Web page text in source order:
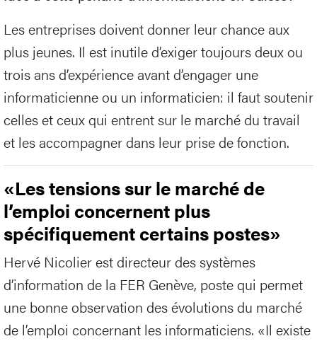
Les entreprises doivent donner leur chance aux
plus jeunes. Il est inutile d’exiger toujours deux ou
trois ans d’expérience avant d’engager une
informaticienne ou un informaticien: il faut soutenir
celles et ceux qui entrent sur le marché du travail
et les accompagner dans leur prise de fonction.
«Les tensions sur le marché de
l’emploi concernent plus
spécifiquement certains postes»
Hervé Nicolier est directeur des systèmes
d’information de la FER Genève, poste qui permet
une bonne observation des évolutions du marché
de l’emploi concernant les informaticiens. «Il existe